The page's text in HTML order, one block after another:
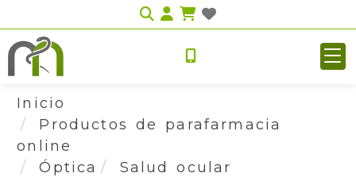
Identifícate
Inicio
Productos de parafarmacia
online
Óptica
Salud ocular